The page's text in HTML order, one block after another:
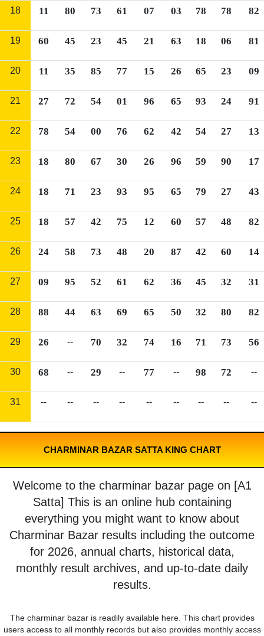
18 11 80 73 61 07 03 78 78 82
19 60 45 23 45 21 63 18 06 81
20 11 35 85 77 15 26 65 23 09
21 27 72 54 01 96 65 93 24 91
22 78 54 00 76 62 42 54 27 13
23 18 80 67 30 26 96 59 90 17
24 18 71 23 93 95 65 79 27 43
25 18 57 42 75 12 60 57 48 82
26 24 58 73 48 20 87 42 60 14
27 09 95 52 61 62 36 45 32 31
28 88 44 63 69 65 50 32 80 82
29 26 -- 70 32 74 16 71 73 56
30 68 -- 29 -- 77 -- 98 72 --
31 -- -- -- -- -- -- -- -- --
CHARMINAR BAZAR SATTA KING CHART
Welcome to the charminar bazar page on [A1
Satta] This is an online hub containing
everything you might want to know about
Charminar Bazar results including the outcome
for 2026, annual charts, historical data,
monthly result archives, and up-to-date daily
results.
The charminar bazar is readily available here. This chart provides
users access to all monthly records but also provides monthly access